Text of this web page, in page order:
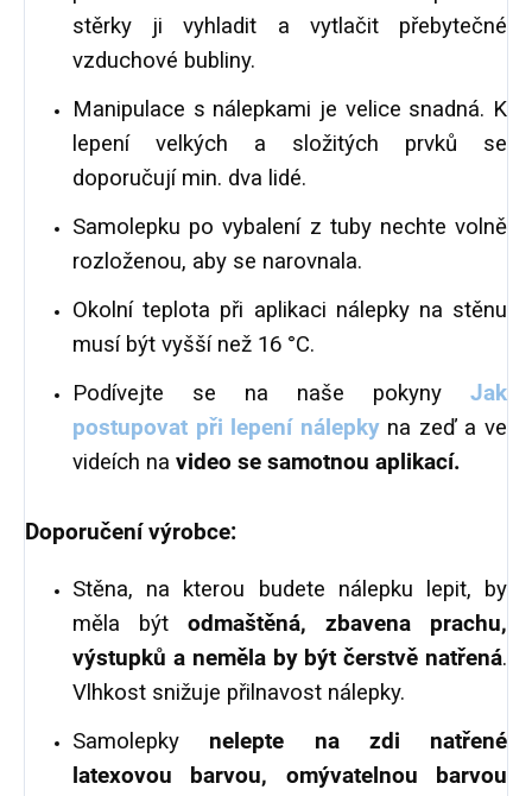
stěrky ji vyhladit a vytlačit přebytečné
vzduchové bubliny.
Manipulace s nálepkami je velice snadná. K
lepení velkých a složitých prvků se
doporučují min. dva lidé.
Samolepku po vybalení z tuby nechte volně
rozloženou, aby se narovnala.
Okolní teplota při aplikaci nálepky na stěnu
musí být vyšší než 16 °C.
Podívejte se na naše pokyny Jak
postupovat při lepení nálepkyna zeď a ve
videích na video se samotnou aplikací.
Doporučení výrobce:
Stěna, na kterou budete nálepku lepit, by
měla být odmaštěná, zbavena prachu,
výstupků a neměla by být čerstvě natřená.
Vlhkost snižuje přilnavost nálepky.
Samolepky nelepte na zdi natřené
latexovou barvou, omývatelnou barvou